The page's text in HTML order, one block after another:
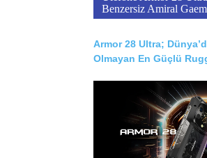
Benzersiz Amiral
Armor 28 Ultra;
Olmayan En Güçlü